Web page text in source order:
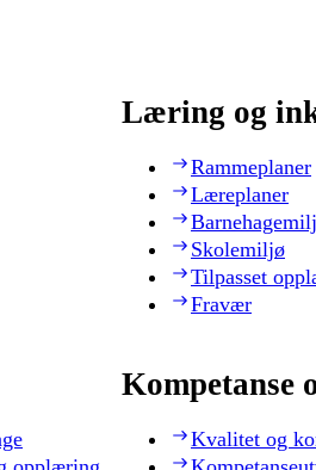
Læring og
Rammeplaner
Læreplaner
Skolemiljø
Tilpasset
Fravær
Kompetanse
Kvalitet og